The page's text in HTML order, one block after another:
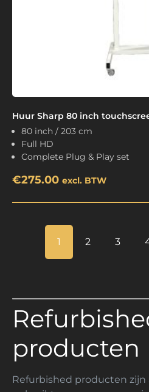
Huur Sharp 80 inch
80 inch / 203 cm
Full HD
Complete Plug & Play set
€275.00 excl. BTW
1 2 3
producten
Refurbished producten zijn